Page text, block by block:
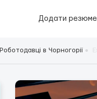
Додати резюме
Роботодавці в Чорногорії